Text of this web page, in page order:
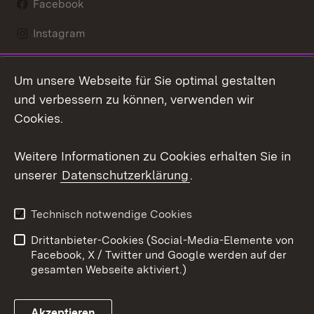
Facebook
Instagram
Mastodon
Youtube
Kontakt
Datenschutz
Barrierefreiheit
Impressum Cookies
Um unsere Webseite für Sie optimal gestalten
und verbessern zu können, verwenden wir
Cookies.
Weitere Informationen zu Cookies erhalten Sie in
unserer Datenschutzerklärung.
Technisch notwendige Cookies
Drittanbieter-Cookies (Social-Media-Elemente von
Facebook, X / Twitter und Google werden auf der
gesamten Webseite aktiviert.)